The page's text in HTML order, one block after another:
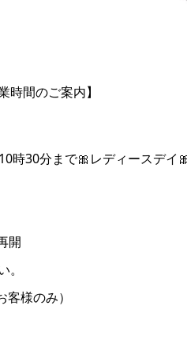
時間のご案内】
時30分まで🎀レディースデイ
開
様のみ）